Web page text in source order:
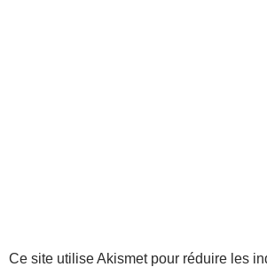
Ce site utilise Akismet pour réduire les